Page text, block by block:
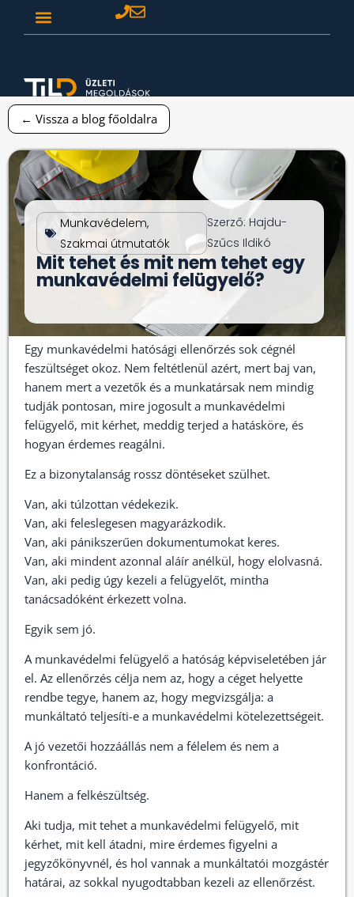
← Vissza a blog főoldalra
Munkavédelem,
Szakmai útmutatók
Szerző:Hajdu-
Szűcs Ildikó
Mit tehet és mit nem tehet egy
munkavédelmi felügyelő?
Egy munkavédelmi hatósági ellenőrzés sok cégnél
feszültséget okoz. Nem feltétlenül azért, mert baj van,
hanem mert a vezetők és a munkatársak nem mindig
tudják pontosan, mire jogosult a munkavédelmi
felügyelő, mit kérhet, meddig terjed a hatásköre, és
hogyan érdemes reagálni.
Ez a bizonytalanság rossz döntéseket szülhet.
Van, aki túlzottan védekezik.
Van, aki feleslegesen magyarázkodik.
Van, aki pánikszerűen dokumentumokat keres.
Van, aki mindent azonnal aláír anélkül, hogy elolvasná.
Van, aki pedig úgy kezeli a felügyelőt, mintha
tanácsadóként érkezett volna.
Egyik sem jó.
A munkavédelmi felügyelő a hatóság képviseletében jár
el. Az ellenőrzés célja nem az, hogy a céget helyette
rendbe tegye, hanem az, hogy megvizsgálja: a
munkáltató teljesíti-e a munkavédelmi kötelezettségeit.
A jó vezetői hozzáállás nem a félelem és nem a
konfrontáció.
Hanem a felkészültség.
Aki tudja, mit tehet a munkavédelmi felügyelő, mit
kérhet, mit kell átadni, mire érdemes figyelni a
jegyzőkönyvnél, és hol vannak a munkáltatói mozgástér
határai, az sokkal nyugodtabban kezeli az ellenőrzést.